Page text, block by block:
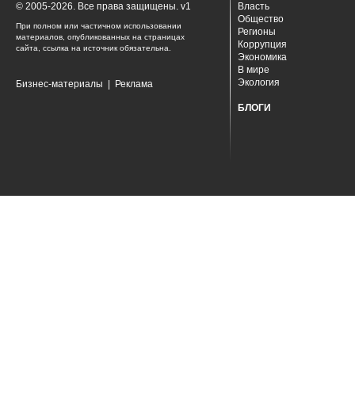
© 2005-2026. Все права защищены. v1
При полном или частичном использовании
материалов, опубликованных на страницах
сайта, ссылка на источник обязательна.
Бизнес-материалы Реклама
Власть
Общество
Регионы
Коррупция
Экономика
В мире
Экология
БЛОГИ